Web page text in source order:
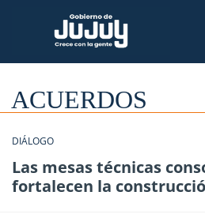
ACUERDOS
DIÁLOGO
Las mesas técnicas
fortalecen la